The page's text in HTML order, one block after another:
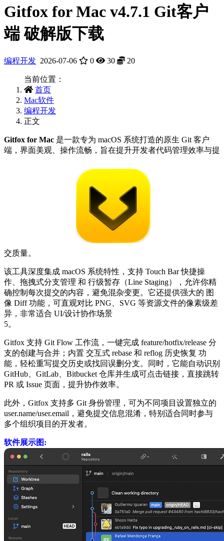
Gitfox for Mac‌ v4.7.1 Git客户
端 破解版下载
编程开发 2026-07-06 0 30 20
当前位置：
首页
Mac软件
编程开发
正文
Gitfox for Mac‌ 是一款专为 macOS 系统打造的原生 Git 客户
端，界面美观、操作流畅，旨在提升开发者代码管理效率与提
交质量。
该工具深度集成 macOS 系统特性，支持 ‌Touch Bar 快捷操
作‌、‌拖拽式分支管理‌ 和 ‌行级暂存（Line Staging）‌，允许你精
确控制每次提交的内容，避免混杂变更。它还提供强大的 ‌图
像 Diff‌ 功能，可直观对比 PNG、SVG 等资源文件的像素级差
异，非常适合 UI/设计协作场景‌
5。
Gitfox 支持 ‌Git Flow 工作流‌，一键完成 feature/hotfix/release 分
支的创建与合并；内置 ‌交互式 rebase‌ 和 ‌reflog 历史恢复‌ 功
能，轻松重写提交历史或找回误删分支。同时，它能自动识别
GitHub、GitLab、Bitbucket 仓库并生成可点击链接，直接跳转
PR 或 Issue 页面，提升协作效率。
此外，Gitfox 支持多 Git 身份管理，可为不同项目设置独立的
user.name/user.email，避免提交信息混淆，特别适合同时参与
多个组织项目的开发者。
软件展示图: